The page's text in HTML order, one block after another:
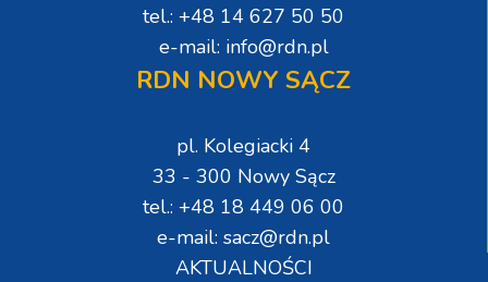
tel.: +48 14 627 50 50
e-mail: info@rdn.pl
RDN NOWY SĄCZ
pl. Kolegiacki 4
33 - 300 Nowy Sącz
tel.: +48 18 449 06 00
e-mail: sacz@rdn.pl
AKTUALNOŚCI